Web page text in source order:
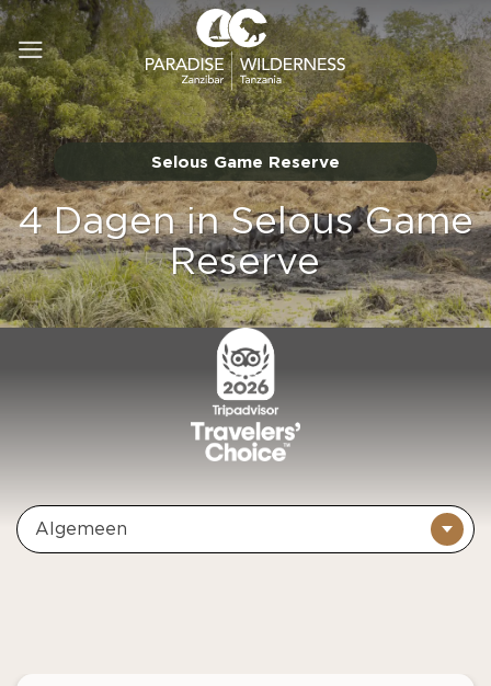
Ga
naar
inhoud
Selous Game Reserve
4 Dagen in Selous Game
Reserve
Algemeen